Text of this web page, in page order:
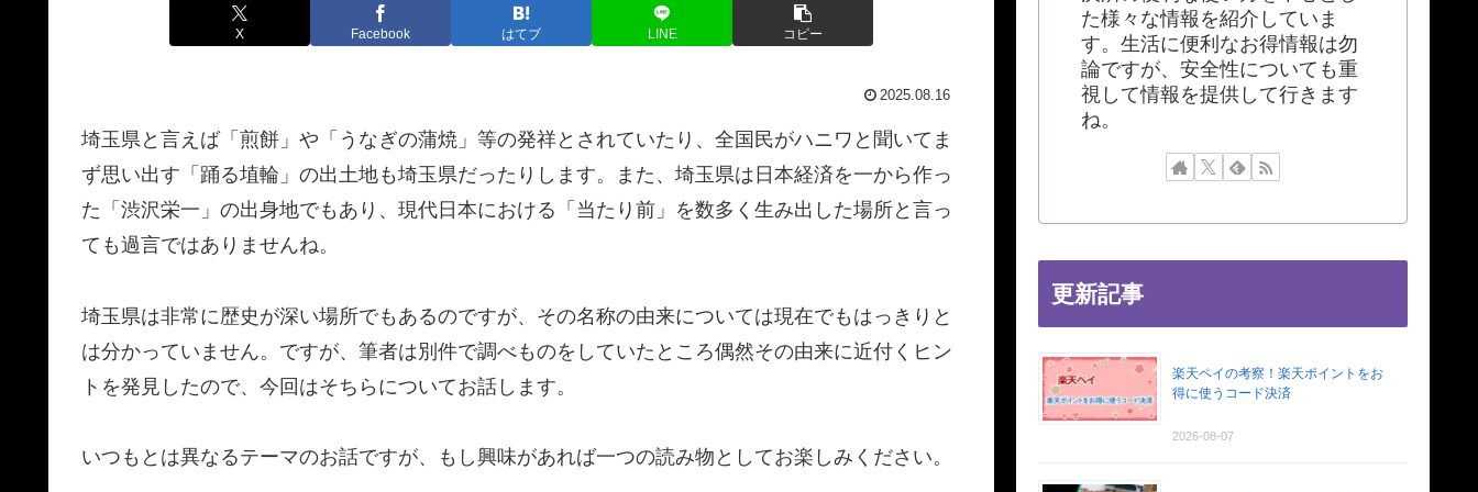
X Facebook はてブ LINE コピー
2025.08.16
埼玉県と言えば「煎餅」や「うなぎの蒲焼」等の発祥とされていたり、全国民がハニワと聞いてま
ず思い出す「踊る埴輪」の出土地も埼玉県だったりします。また、埼玉県は日本経済を一から作っ
た「渋沢栄一」の出身地でもあり、現代日本における「当たり前」を数多く生み出した場所と言っ
ても過言ではありませんね。
埼玉県は非常に歴史が深い場所でもあるのですが、その名称の由来については現在でもはっきりと
は分かっていません。ですが、筆者は別件で調べものをしていたところ偶然その由来に近付くヒン
トを発見したので、今回はそちらについてお話します。
いつもとは異なるテーマのお話ですが、もし興味があれば一つの読み物としてお楽しみください。
た様々な情報を紹介していま
す。生活に便利なお得情報は勿
論ですが、安全性についても重
視して情報を提供して行きます
ね。
更新記事
楽天ペイの考察！楽天ポイントをお
得に使うコード決済
2026-08-07